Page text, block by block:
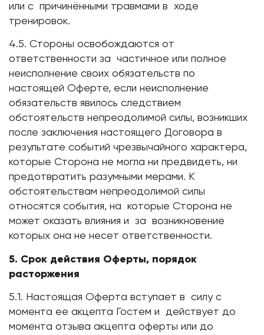
или с причинёнными травмами в ходе
тренировок.
4.5. Стороны освобождаются от
ответственности за частичное или полное
неисполнение своих обязательств по
настоящей Оферте, если неисполнение
обязательств явилось следствием
обстоятельств непреодолимой силы, возникших
после заключения настоящего Договора в
результате событий чрезвычайного характера,
которые Сторона не могла ни предвидеть, ни
предотвратить разумными мерами. К
обстоятельствам непреодолимой силы
относятся события, на которые Сторона не
может оказать влияния и за возникновение
которых она не несет ответственности.
5. Срок действия Оферты, порядок
расторжения
5.1. Настоящая Оферта вступает в силу с
момента ее акцепта Гостем и действует до
момента отзыва акцепта оферты или до